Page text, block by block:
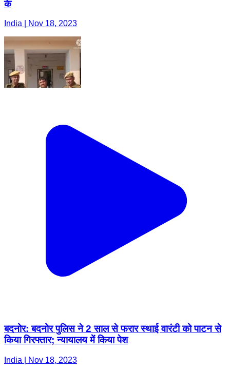
के
India | Nov 18, 2023
बदनोर: बदनोर पुलिस ने 2 साल से फरार स्थाई वारंटी को पाटन से
किया गिरफ्तार; न्यायालय में किया पेश
India | Nov 18, 2023